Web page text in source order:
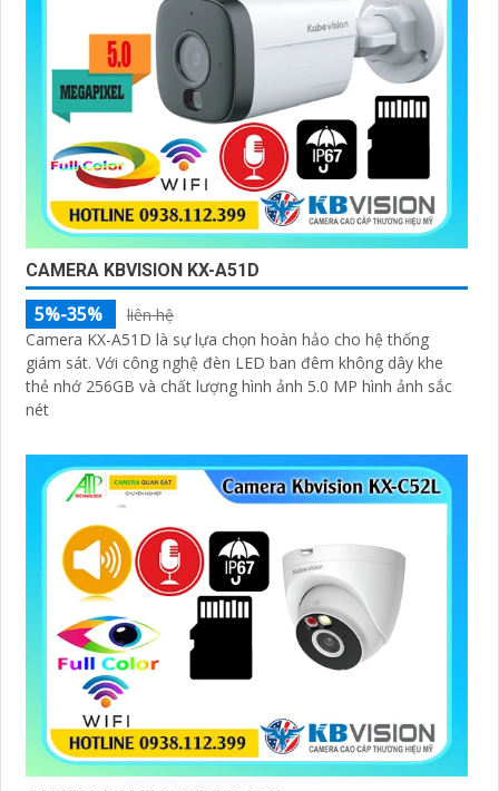
CAMERA KBVISION KX-A51D
5%-35%
liên hệ
Camera KX-A51D là sự lựa chọn hoàn hảo cho hệ thống
giám sát. Với công nghệ đèn LED ban đêm không dây khe
thẻ nhớ 256GB và chất lượng hình ảnh 5.0 MP hình ảnh sắc
nét